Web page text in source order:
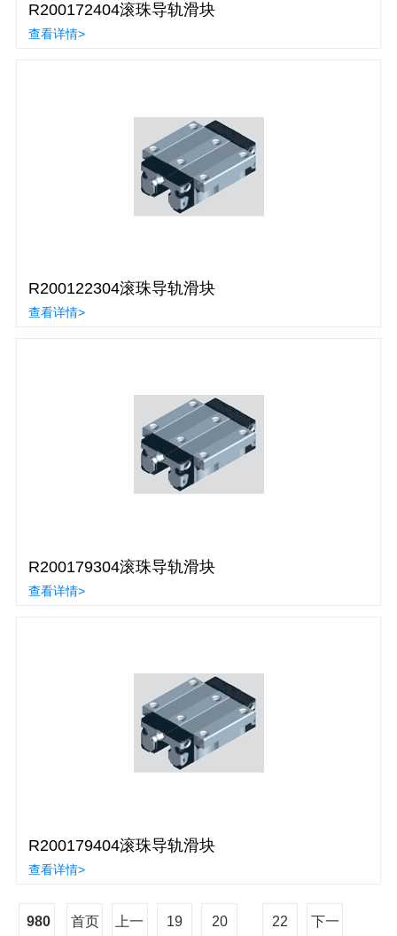
R200172404滚珠导轨滑块
查看详情>
R200122304滚珠导轨滑块
查看详情>
R200179304滚珠导轨滑块
查看详情>
R200179404滚珠导轨滑块
查看详情>
980 首页 上一 19 20 22 下一